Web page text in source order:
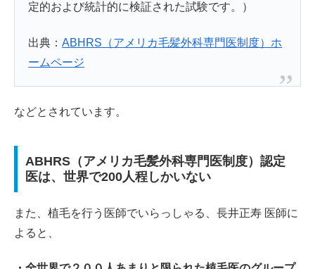
定的および統計的に検証された試験です。）
出典：ABHRS（アメリカ毛髪外科専門医制度）ホ
ームページ
などとされています。
ABHRS（アメリカ毛髪外科専門医制度）認定
医は、世界で200人程しかいない
また、植毛を行う医師でいらっしゃる、長井正寿 医師に
よると、